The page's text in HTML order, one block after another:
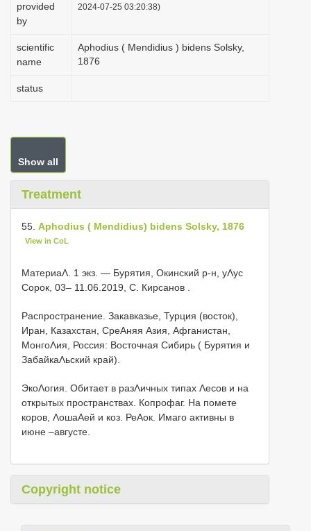
provided
by
2024-07-25 03:20:38)
scientific
name
Aphodius ( Mendidius ) bidens Solsky,
1876
status
Show all
Treatment
55. Aphodius ( Mendidius) bidens Solsky, 1876
View in CoL
МатериаΛ. 1 экз. — Бурятия, Окинский р-н, уΛус
Сорок, 03– 11.06.2019, С. Кирсанов
Распространение. Закавказье, Турция (восток),
Иран, Казахстан, СреΑняя Азия, Афганистан,
МонгоΛия, Россия: Восточная Сибирь ( Бурятия и
ЗабайкаΛьский край).
ЭкоΛогия. Обитает в разΛичных типах Λесов и на
открытых пространствах. Копрофаг. На помете
коров, ΛошаΑей и коз. РеΑок. Имаго активны в
июне –августе.
Copyright notice